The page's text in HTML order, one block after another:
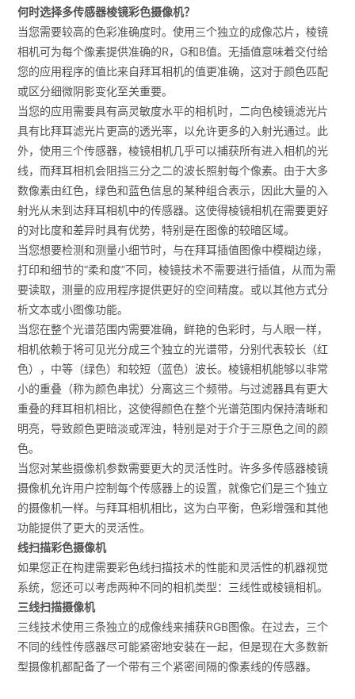
何时选择多传感器棱镜彩色摄像机？
当您需要较高的色彩准确度时。使用三个独立的成像芯片，棱镜
相机可为每个像素提供准确的R，G和B值。无插值意味着交付给
您的应用程序的值比来自拜耳相机的值更准确，这对于颜色匹配
或区分细微阴影变化至关重要。
当您的应用需要具有高灵敏度水平的相机时，二向色棱镜滤光片
具有比拜耳滤光片更高的透光率，以允许更多的入射光通过。此
外，使用三个传感器，棱镜相机几乎可以捕获所有进入相机的光
线，而拜耳相机会阻挡三分之二的波长照射每个像素。由于大多
数像素由红色，绿色和蓝色信息的某种组合表示，因此大量的入
射光从未到达拜耳相机中的传感器。这使得棱镜相机在需要更好
的对比度和差异时具有优势，特别是在图像的较暗区域。
当您想要检测和测量小细节时，与在拜耳插值图像中模糊边缘，
打印和细节的“柔和度”不同，棱镜技术不需要进行插值，从而为需
要读取，测量的应用程序提供更好的空间精度。或以其他方式分
析文本或小图像功能。
当您在整个光谱范围内需要准确，鲜艳的色彩时，与人眼一样，
相机依赖于将可见光分成三个独立的光谱带，分别代表较长（红
色），中等（绿色）和较短（蓝色）波长。棱镜相机能够以非常
小的重叠（称为颜色串扰）分离这三个频带。与过滤器具有更大
重叠的拜耳相机相比，这使得颜色在整个光谱范围内保持清晰和
明亮，导致颜色更暗淡或浑浊，特别是对于介于三原色之间的颜
色。
当您对某些摄像机参数需要更大的灵活性时。许多多传感器棱镜
摄像机允许用户控制每个传感器上的设置，就像它们是三个独立
的摄像机一样。与拜耳相机相比，这为白平衡，色彩增强和其他
功能提供了更大的灵活性。
线扫描彩色摄像机
如果您正在构建需要彩色线扫描技术的性能和灵活性的机器视觉
系统，您还可以考虑两种不同的相机类型：三线性或棱镜相机。
三线扫描摄像机
三线技术使用三条独立的成像线来捕获RGB图像。在过去，三个
不同的线性传感器尽可能紧密地安装在一起，但是现在大多数新
型摄像机都配备了一个带有三个紧密间隔的像素线的传感器。